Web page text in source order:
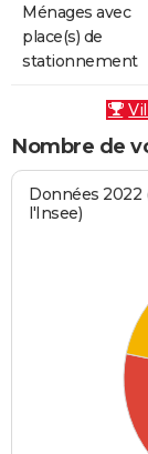
Ménages avec
place(s) de
stationnement
Nombre de
Données 2022
l'Insee)